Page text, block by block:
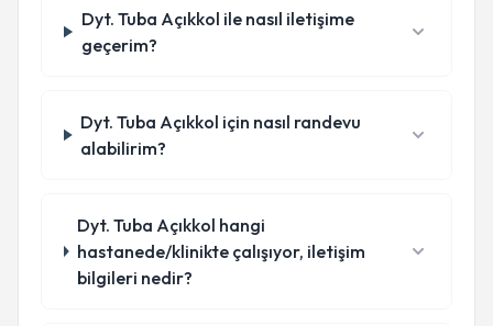
Dyt. Tuba Açıkkol ile nasıl iletişime
geçerim?
Dyt. Tuba Açıkkol için nasıl randevu
alabilirim?
Dyt. Tuba Açıkkol hangi
hastanede/klinikte çalışıyor, iletişim
bilgileri nedir?